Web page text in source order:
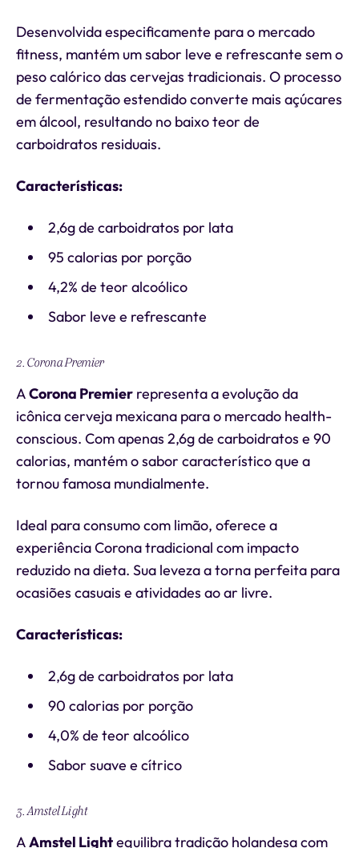
Desenvolvida especificamente para o mercado
fitness, mantém um sabor leve e refrescante sem o
peso calórico das cervejas tradicionais. O processo
de fermentação estendido converte mais açúcares
em álcool, resultando no baixo teor de
carboidratos residuais.
Características:
2,6g de carboidratos por lata
95 calorias por porção
4,2% de teor alcoólico
Sabor leve e refrescante
2. Corona Premier
ACorona Premier representa a evolução da
icônica cerveja mexicana para o mercado health-
conscious. Com apenas 2,6g de carboidratos e 90
calorias, mantém o sabor característico que a
tornou famosa mundialmente.
Ideal para consumo com limão, oferece a
experiência Corona tradicional com impacto
reduzido na dieta. Sua leveza a torna perfeita para
ocasiões casuais e atividades ao ar livre.
Características:
2,6g de carboidratos por lata
90 calorias por porção
4,0% de teor alcoólico
Sabor suave e cítrico
3. Amstel Light
AAmstel Lightequilibra tradição holandesa com